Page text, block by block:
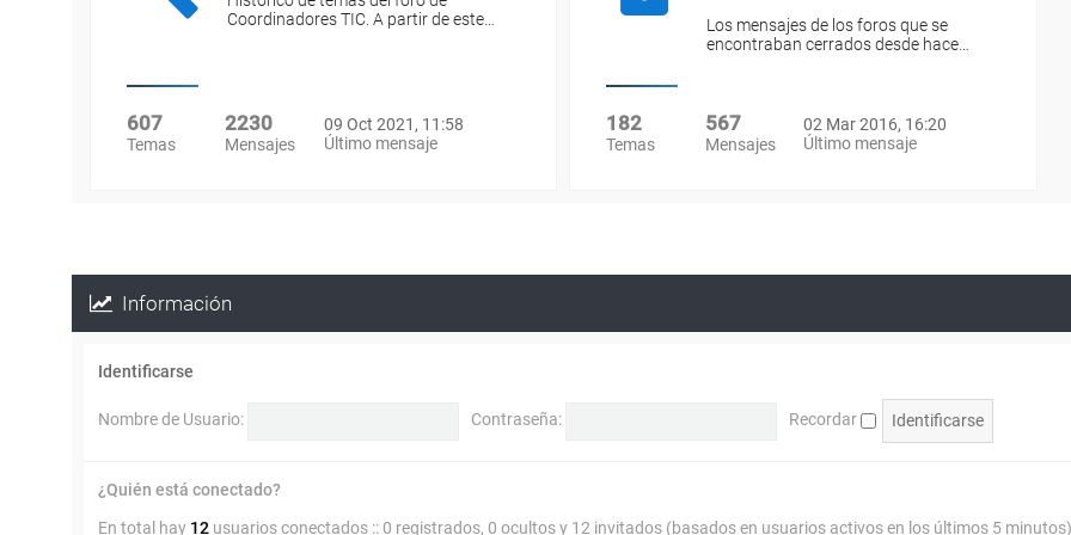
Coordinadores TIC. A partir de este…
607
Temas
2230
Mensajes
09 Oct 2021, 11:58
Último mensaje
Los mensajes de los foros que se
encontraban cerrados desde hace…
182
Temas
567
Mensajes
02 Mar 2016, 16:20
Último mensaje
Información
Identificarse
Nombre de Usuario: Contraseña: Recordar
¿Quién está conectado?
En total hay 12 usuarios conectados :: 0 registrados, 0 ocultos y 12 invitados (basados en usuarios activos en los últimos 5 minutos)